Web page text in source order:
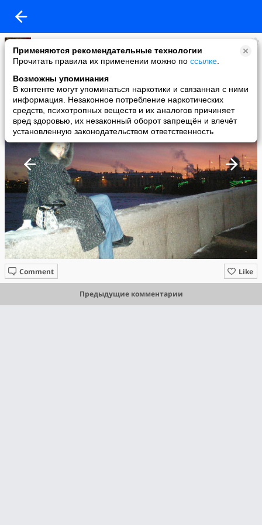
Применяются рекомендательные технологии
Прочитать правила их применении можно по ссылке
Возможны упоминания
В контенте могут упоминаться наркотики и связанная с ними
информация. Незаконное потребление наркотических
средств, психотропных веществ и их аналогов причиняет
вред здоровью, их незаконный оборот запрещён и влечёт
установленную законодательством ответственность
Танечка
added a photo
13 Jan в 21:13
Like
Comment
Предыдущие комментарии